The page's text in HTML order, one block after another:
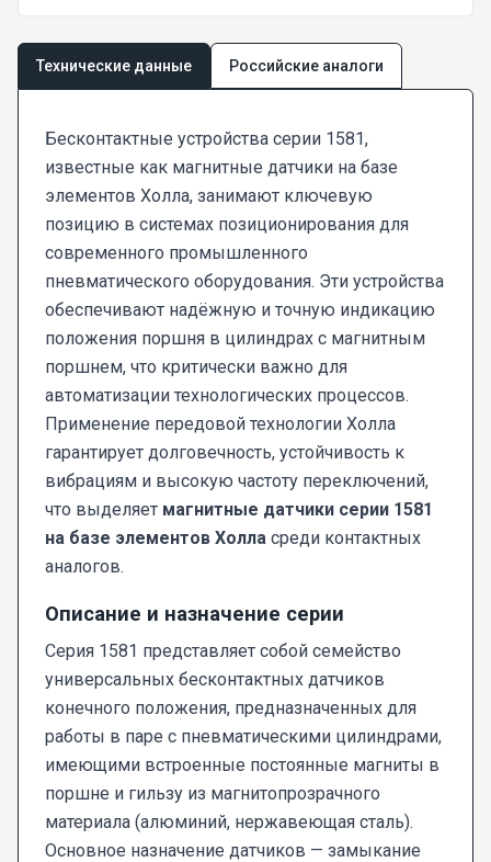
Технические данные Российские аналоги
Бесконтактные устройства серии 1581,
известные как магнитные датчики на базе
элементов Холла, занимают ключевую
позицию в системах позиционирования для
современного промышленного
пневматического оборудования. Эти устройства
обеспечивают надёжную и точную индикацию
положения поршня в цилиндрах с магнитным
поршнем, что критически важно для
автоматизации технологических процессов.
Применение передовой технологии Холла
гарантирует долговечность, устойчивость к
вибрациям и высокую частоту переключений,
что выделяет магнитные датчики серии 1581
на базе элементов Холла среди контактных
аналогов.
Описание и назначение серии
Серия 1581 представляет собой семейство
универсальных бесконтактных датчиков
конечного положения, предназначенных для
работы в паре с пневматическими цилиндрами,
имеющими встроенные постоянные магниты в
поршне и гильзу из магнитопрозрачного
материала (алюминий, нержавеющая сталь).
Основное назначение датчиков — замыкание